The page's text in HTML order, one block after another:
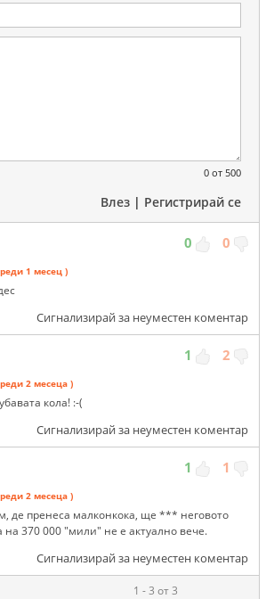
0 от 500
Влез | Регистрирай се
0 0
1 месец )
Сигнализирай за неуместен коментар
1 2
2 месеца )
кола! :-(
Сигнализирай за неуместен коментар
1 1
2 месеца )
де пренеса малконкока, ще *** неговото
на 370 000 "мили" не е актуално вече.
Сигнализирай за неуместен коментар
1 - 3 от 3